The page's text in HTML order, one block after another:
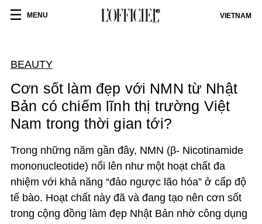
MENU VIETNAM
BEAUTY
Cơn sốt làm đẹp với NMN từ Nhật
Bản có chiếm lĩnh thị trường Việt
Nam trong thời gian tới?
Trong những năm gần đây, NMN (β- Nicotinamide
mononucleotide) nổi lên như một hoạt chất đa
nhiệm với khả năng “đảo ngược lão hóa” ở cấp độ
tế bào. Hoạt chất này đã và đang tạo nên cơn sốt
trong cộng đồng làm đẹp Nhật Bản nhờ công dụng